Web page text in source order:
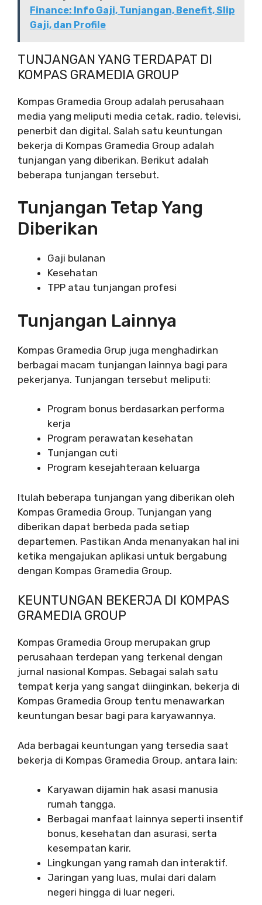
Finance: Info Gaji, Tunjangan, Benefit, Slip
Gaji, dan Profile
TUNJANGAN YANG TERDAPAT DI
KOMPAS GRAMEDIA GROUP
Kompas Gramedia Group adalah perusahaan
media yang meliputi media cetak, radio, televisi,
penerbit dan digital. Salah satu keuntungan
bekerja di Kompas Gramedia Group adalah
tunjangan yang diberikan. Berikut adalah
beberapa tunjangan tersebut.
Tunjangan Tetap Yang
Diberikan
Gaji bulanan
Kesehatan
TPP atau tunjangan profesi
Tunjangan Lainnya
Kompas Gramedia Grup juga menghadirkan
berbagai macam tunjangan lainnya bagi para
pekerjanya. Tunjangan tersebut meliputi:
Program bonus berdasarkan performa
kerja
Program perawatan kesehatan
Tunjangan cuti
Program kesejahteraan keluarga
Itulah beberapa tunjangan yang diberikan oleh
Kompas Gramedia Group. Tunjangan yang
diberikan dapat berbeda pada setiap
departemen. Pastikan Anda menanyakan hal ini
ketika mengajukan aplikasi untuk bergabung
dengan Kompas Gramedia Group.
KEUNTUNGAN BEKERJA DI KOMPAS
GRAMEDIA GROUP
Kompas Gramedia Group merupakan grup
perusahaan terdepan yang terkenal dengan
jurnal nasional Kompas. Sebagai salah satu
tempat kerja yang sangat diinginkan, bekerja di
Kompas Gramedia Group tentu menawarkan
keuntungan besar bagi para karyawannya.
Ada berbagai keuntungan yang tersedia saat
bekerja di Kompas Gramedia Group, antara lain:
Karyawan dijamin hak asasi manusia
rumah tangga.
Berbagai manfaat lainnya seperti insentif
bonus, kesehatan dan asurasi, serta
kesempatan karir.
Lingkungan yang ramah dan interaktif.
Jaringan yang luas, mulai dari dalam
negeri hingga di luar negeri.